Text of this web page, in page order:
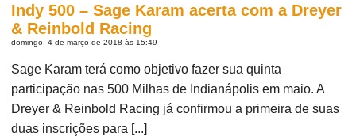
Indy 500 – Sage Karam acerta com a Dreyer
& Reinbold Racing
domingo, 4 de março de 2018 às 15:49
Sage Karam terá como objetivo fazer sua quinta
participação nas 500 Milhas de Indianápolis em maio. A
Dreyer & Reinbold Racing já confirmou a primeira de suas
duas inscrições para [...]